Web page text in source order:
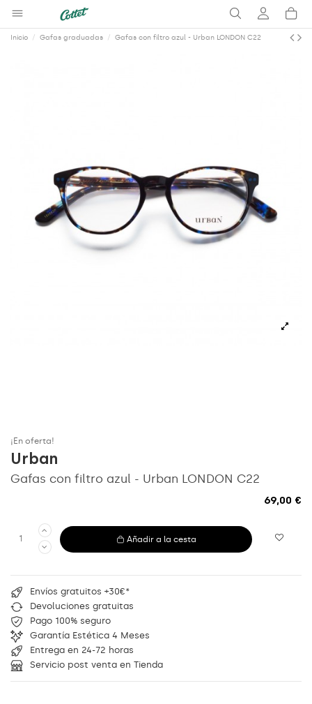
Inicio Gafas graduadas Gafas con filtro azul - Urban LONDON C22
¡En oferta!
Urban
Gafas con filtro azul - Urban LONDON C22
69,00 €
Añadir a la cesta
Envíos gratuitos +30€*
Devoluciones gratuitas
Pago 100% seguro
Garantía Estética 4 Meses
Entrega en 24-72 horas
Servicio post venta en Tienda